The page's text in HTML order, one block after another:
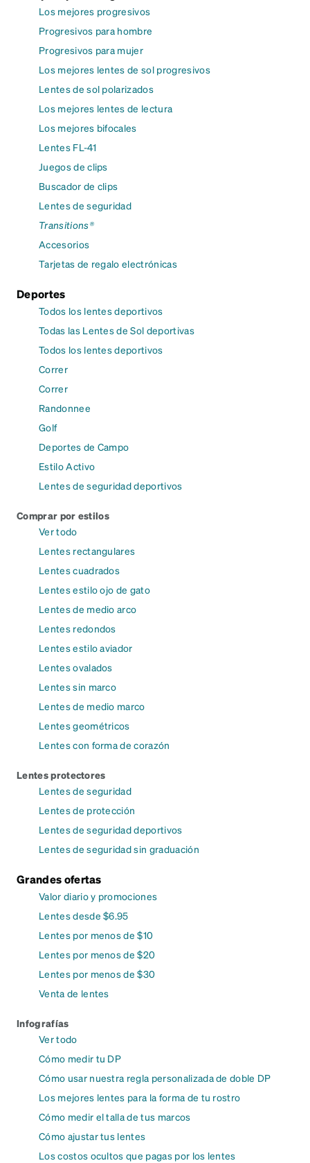
Los mejores progresivos
Progresivos para hombre
Progresivos para mujer
Los mejores lentes de sol progresivos
Lentes de sol polarizados
Los mejores lentes de lectura
Los mejores bifocales
Lentes FL-41
Juegos de clips
Buscador de clips
Lentes de seguridad
Transitions®
Accesorios
Tarjetas de regalo electrónicas
Deportes
Todos los lentes deportivos
Todas las Lentes de Sol deportivas
Todos los lentes deportivos
Correr
Correr
Randonnee
Golf
Deportes de Campo
Estilo Activo
Lentes de seguridad deportivos
Comprar por estilos
Ver todo
Lentes rectangulares
Lentes cuadrados
Lentes estilo ojo de gato
Lentes de medio arco
Lentes redondos
Lentes estilo aviador
Lentes ovalados
Lentes sin marco
Lentes de medio marco
Lentes geométricos
Lentes con forma de corazón
Lentes protectores
Lentes de seguridad
Lentes de protección
Lentes de seguridad deportivos
Lentes de seguridad sin graduación
Grandes ofertas
Valor diario y promociones
Lentes desde $6.95
Lentes por menos de $10
Lentes por menos de $20
Lentes por menos de $30
Venta de lentes
Infografías
Ver todo
Cómo medir tu DP
Cómo usar nuestra regla personalizada de doble DP
Los mejores lentes para la forma de tu rostro
Cómo medir el talla de tus marcos
Cómo ajustar tus lentes
Los costos ocultos que pagas por los lentes